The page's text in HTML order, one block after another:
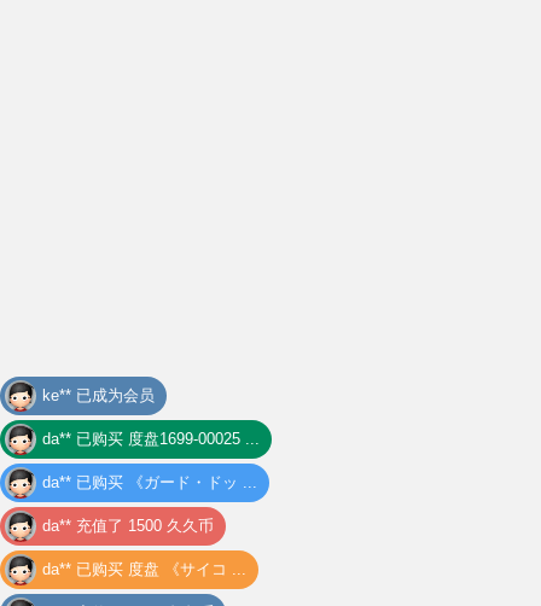
da** 已购买度盘1699-00025 ...
da** 已购买 《ガード・ドッ ...
da** 充值了 1500 久久币
da** 已购买 度盘 《サイコ ...
da** 充值了 1497 久久币